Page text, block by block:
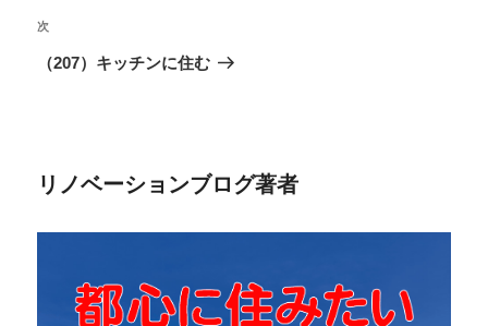
ー
ョ
次
の
次
（207）キッチンに住む
リノベーションブログ著者